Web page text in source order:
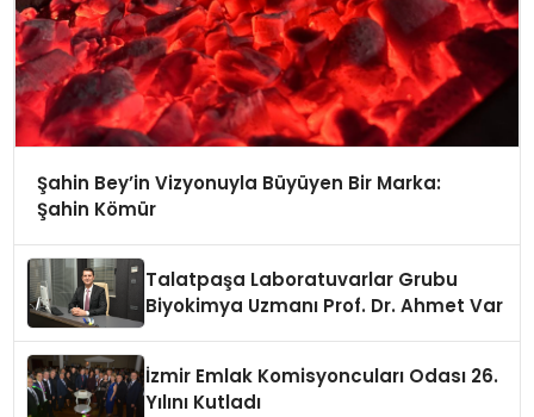
Şahin Bey’in Vizyonuyla Büyüyen Bir Marka:
Şahin Kömür
Talatpaşa Laboratuvarlar Grubu
Biyokimya Uzmanı Prof. Dr. Ahmet Var
İzmir Emlak Komisyoncuları Odası 26.
Yılını Kutladı